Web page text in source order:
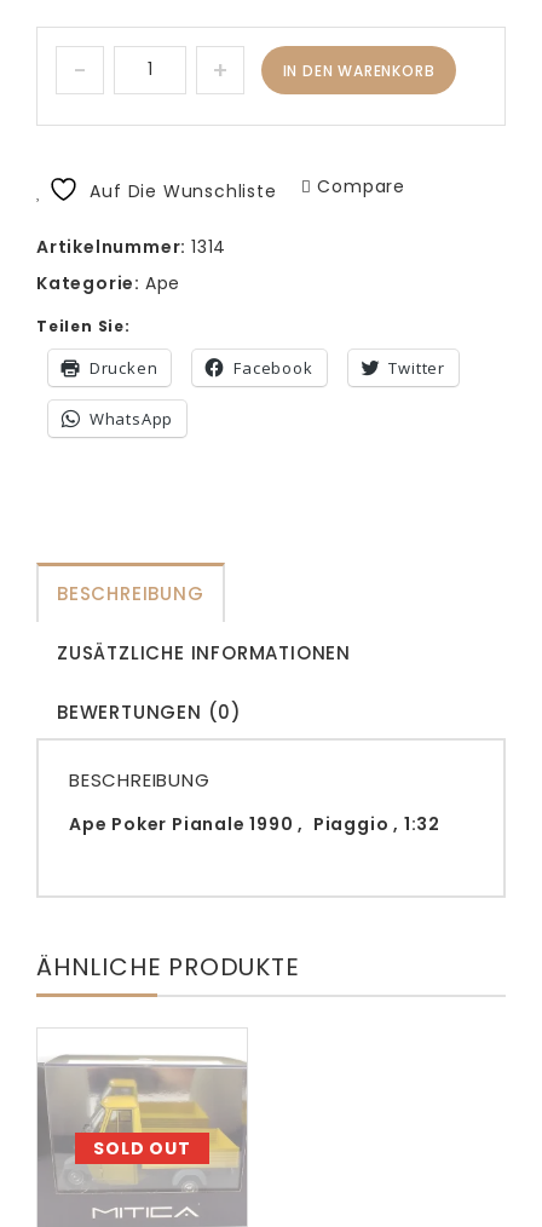
IN DEN WARENKORB
Auf Die Wunschliste Compare
Artikelnummer: 1314
Kategorie: Ape
Teilen Sie:
Drucken Facebook Twitter
WhatsApp
BESCHREIBUNG
ZUSÄTZLICHE INFORMATIONEN
BEWERTUNGEN (0)
BESCHREIBUNG
Ape Poker Pianale 1990 , Piaggio , 1:32
ÄHNLICHE PRODUKTE
SOLD OUT